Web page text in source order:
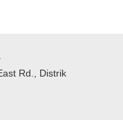
Rd., Distrik